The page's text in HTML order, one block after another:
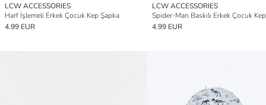
LCW ACCESSORIES
Harf İşlemeli Erkek Çocuk Kep Şapka
4.99 EUR
LCW ACCESSORIES
Spider-Man Baskılı Erkek Çocuk
4.99 EUR